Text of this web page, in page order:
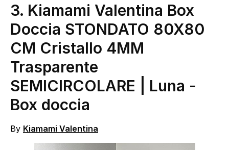
3. Kiamami Valentina Box
Doccia STONDATO 80X80
CM Cristallo 4MM
Trasparente
SEMICIRCOLARE | Luna -
Box doccia
By Kiamami Valentina